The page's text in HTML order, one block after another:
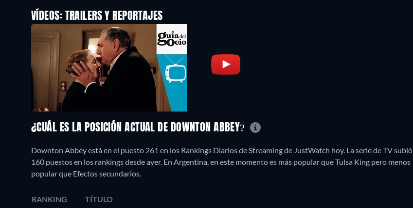
VÍDEOS: TRAILERS Y REPORTAJES
¿CUÁL ES LA POSICIÓN ACTUAL DE DOWNTON ABBEY?
Downton Abbey está en el puesto 261 en los Rankings Diarios de Streaming de JustWatch hoy. La serie de TV subió
160 puestos en los rankings desde ayer. En Argentina, en este momento es más popular que Tulsa King pero menos
popular que Efectos secundarios.
RANKING TÍTULO